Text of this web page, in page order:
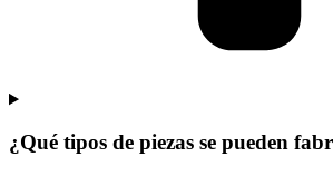
¿Qué tipos de piezas se pueden